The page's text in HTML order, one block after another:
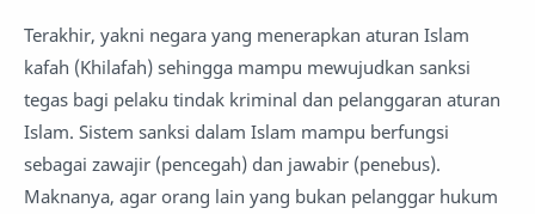
Terakhir, yakni negara yang menerapkan aturan Islam
kafah (Khilafah) sehingga mampu mewujudkan sanksi
tegas bagi pelaku tindak kriminal dan pelanggaran aturan
Islam. Sistem sanksi dalam Islam mampu berfungsi
sebagai zawajir (pencegah) dan jawabir (penebus).
Maknanya, agar orang lain yang bukan pelanggar hukum